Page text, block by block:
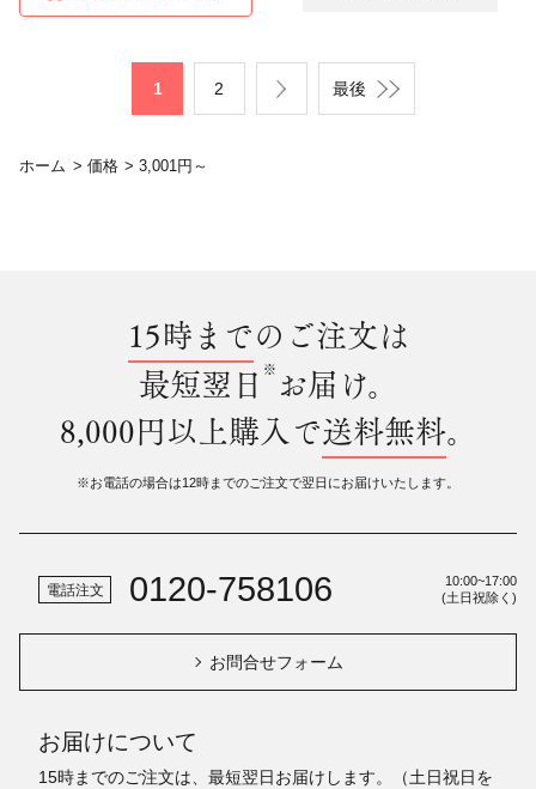
1 2 最後
ホーム > 価格 > 3,001円～
15時までのご注文は
最短翌日 ※ お届け。
8,000円以上購入で送料無料。
※お電話の場合は12時までのご注文で翌日にお届けいたします。
電話注文 0120-758106
10:00~17:00
(土日祝除く)
お問合せフォーム
お届けについて
15時までのご注文は、最短翌日お届けします。（土日祝日を